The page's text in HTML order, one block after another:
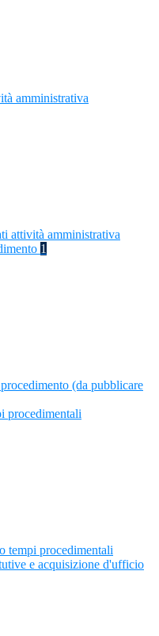
amministrativa
attività amministrativa
1
(da pubblicare
procedimentali
tempi procedimentali
e acquisizione d'ufficio